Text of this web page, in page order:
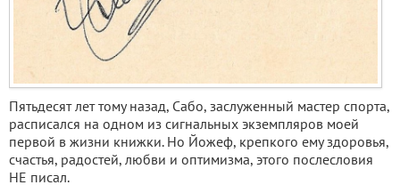
Пятьдесят лет тому назад, Сабо, заслуженный мастер спорта,
расписался на одном из сигнальных экземпляров моей
первой в жизни книжки. Но Йожеф, крепкого ему здоровья,
счастья, радостей, любви и оптимизма, этого послесловия
НЕ писал.